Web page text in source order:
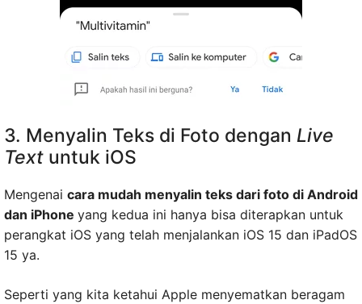
3. Menyalin Teks di Foto dengan Live
Text untuk iOS
Mengenai cara mudah menyalin teks dari foto di Android
dan iPhone yang kedua ini hanya bisa diterapkan untuk
perangkat iOS yang telah menjalankan iOS 15 dan iPadOS
15 ya.
Seperti yang kita ketahui Apple menyematkan beragam